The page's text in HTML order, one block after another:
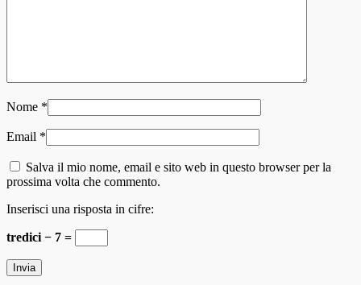
Nome *
Email *
Salva il mio nome, email e sito web in questo browser per la
prossima volta che commento.
Inserisci una risposta in cifre:
tredici − 7 =